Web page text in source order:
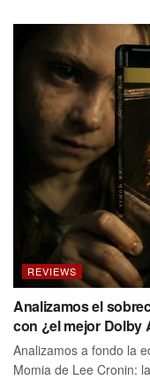
REVIEWS
Analizamos el
con ¿el mejor Dolby
Analizamos a fondo la
Momia de Lee Cronin: